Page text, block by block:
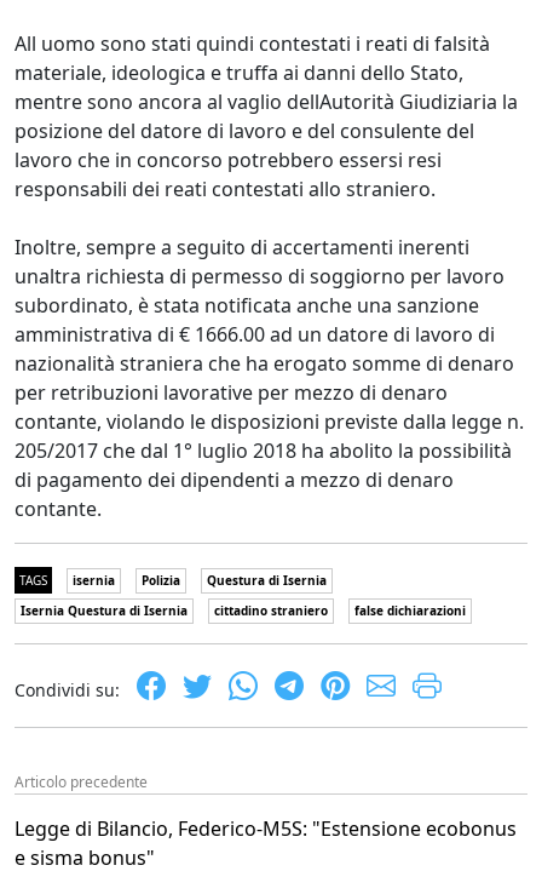
All uomo sono stati quindi contestati i reati di falsità
materiale, ideologica e truffa ai danni dello Stato,
mentre sono ancora al vaglio dellAutorità Giudiziaria la
posizione del datore di lavoro e del consulente del
lavoro che in concorso potrebbero essersi resi
responsabili dei reati contestati allo straniero.
Inoltre, sempre a seguito di accertamenti inerenti
unaltra richiesta di permesso di soggiorno per lavoro
subordinato, è stata notificata anche una sanzione
amministrativa di € 1666.00 ad un datore di lavoro di
nazionalità straniera che ha erogato somme di denaro
per retribuzioni lavorative per mezzo di denaro
contante, violando le disposizioni previste dalla legge n.
205/2017 che dal 1° luglio 2018 ha abolito la possibilità
di pagamento dei dipendenti a mezzo di denaro
contante.
TAGS isernia Polizia
Questura di Isernia
Isernia Questura di Isernia
cittadino straniero false dichiarazioni
Condividi su:
Articolo precedente
Legge di Bilancio, Federico-M5S: "Estensione ecobonus
e sisma bonus"